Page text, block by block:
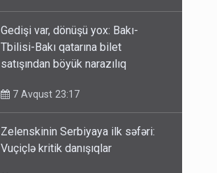
Media və Yayım Şurasına əlavə
hüquq və vəzifələr verilib
Gedişi var, dönüşü yox: Bakı-
Tbilisi-Bakı qatarına bilet
satışından böyük narazılıq
7 Avqust 23:17
Zelenskinin Serbiyaya ilk səfəri:
Vuçiçlə kritik danışıqlar